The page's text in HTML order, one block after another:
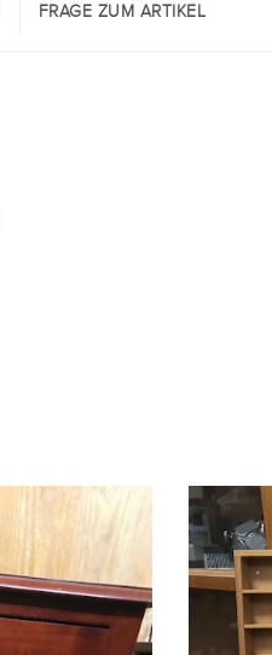
FRAGE ZUM ARTIKEL